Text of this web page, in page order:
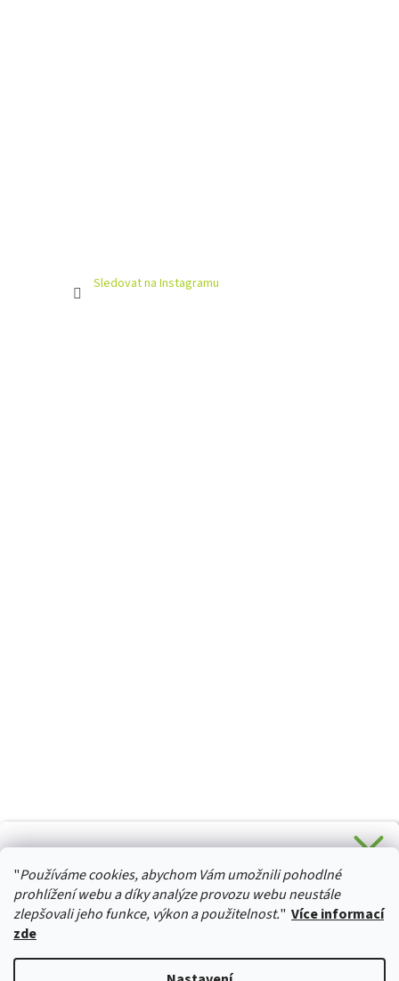
"Používáme cookies, abychom Vám umožnili pohodlné
prohlížení webu a díky analýze provozu webu neustále
zlepšovali jeho funkce, výkon a použitelnost." Více informací
zde
Sledovat na Instagramu
HURTTA-COLLECTION.CZ
Stačí se přihlásit k odběru novinek z našeho obchodu a je
Vaše :)
Ano, chci se přihlásit